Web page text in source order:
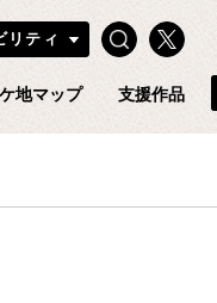
ームページ
リティ Search
地マップ 支援作品